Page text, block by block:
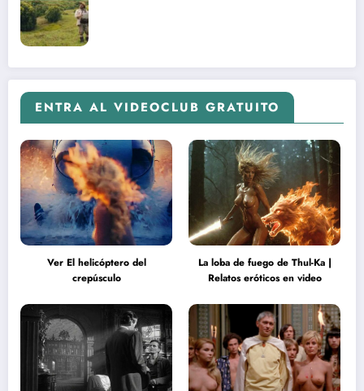
ENTRA AL VIDEOCLUB GRATUITO
Ver El helicóptero del
crepúsculo
La loba de fuego de Thul-Ka |
Relatos eróticos en video